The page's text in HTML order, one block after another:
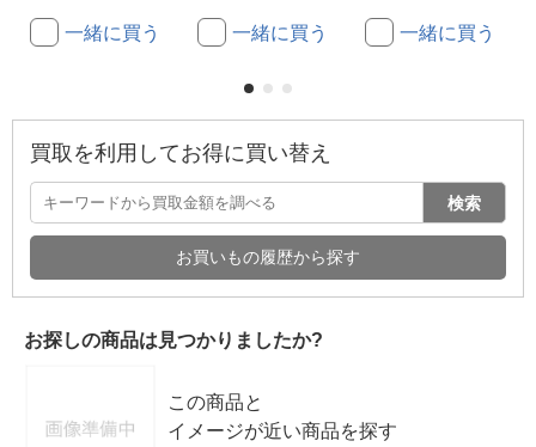
一緒に買う 一緒に買う 一緒に買う
買取を利用してお得に買い替え
検索
お買いもの履歴から探す
お探しの商品は見つかりましたか?
この商品と
イメージが近い商品を探す